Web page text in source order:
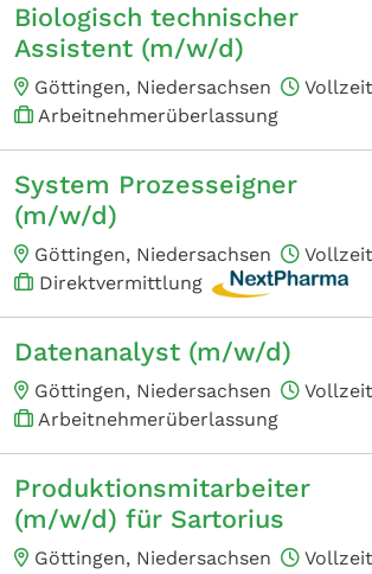
Biologisch technischer
Assistent (m/w/d)
Göttingen, Niedersachsen
Vollzeit
Arbeitnehmerüberlassung
System Prozesseigner
(m/w/d)
Göttingen, Niedersachsen
Vollzeit
Direktvermittlung
Datenanalyst (m/w/d)
Göttingen, Niedersachsen
Vollzeit
Arbeitnehmerüberlassung
Produktionsmitarbeiter
(m/w/d) für Sartorius
Göttingen, Niedersachsen
Vollzeit